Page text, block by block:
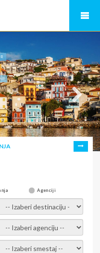
Agenciji
- izaberi destinaciju -
- izaberi agenciju -
- Izaberite smestaj -